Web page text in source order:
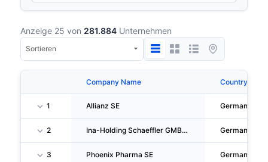
Anzeige 25 von 281.884 Unternehmen
Company Name Country
1 Allianz SE Germany
2 Ina-Holding Schaeffler GMBH & CO. KG Germany
3 Phoenix Pharma SE Germany